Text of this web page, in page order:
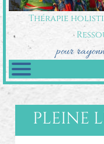
Thérapie
pour
PLEINE